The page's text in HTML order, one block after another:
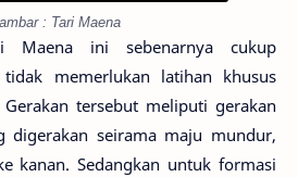
: Tari Maena
Maena ini sebenarnya cukup
tidak memerlukan latihan khusus
tersebut meliputi gerakan
digerakan seirama maju mundur,
kanan. Sedangkan untuk formasi